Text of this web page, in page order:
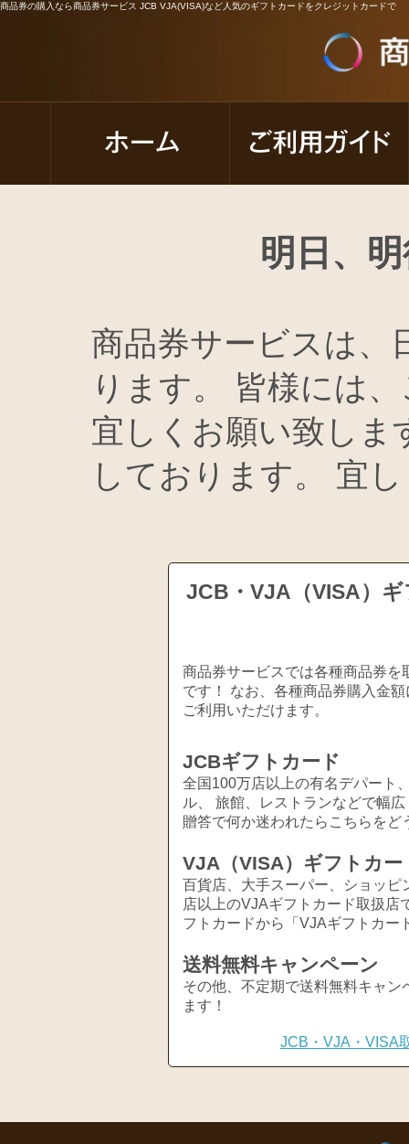
商品券の購入なら商品券サービス JCB VJA(VISA)など人気のギフトカードをクレジットカードで
明日、
商品券サービスは、
ります。 皆様には
宜しくお願い致しま
しております。 宜
JCB・VJA（VISA）
商品券サービスでは各種商品券
です！ なお、各種商品券購入金
ご利用いただけます。
JCBギフトカード
全国100万店以上の有名デパート
ル、 旅館、レストランなどで幅
贈答で何か迷われたらこちらをど
VJA（VISA）ギフトカー
百貨店、大手スーパー、ショッ
店以上のVJAギフトカード取扱店
フトカードから「VJAギフトカー
送料無料キャンペーン
その他、不定期で送料無料キャ
ます！
JCB・VJA・VISA